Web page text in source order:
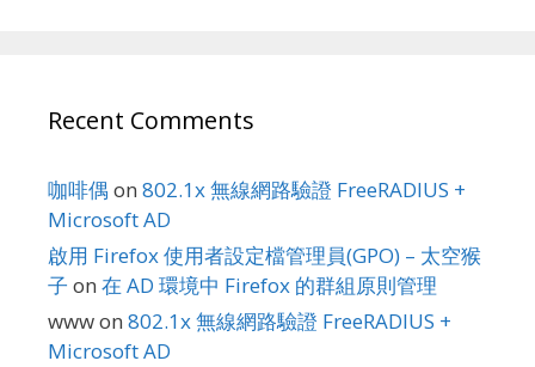
Recent Comments
咖啡偶 on 802.1x 無線網路驗證 FreeRADIUS +
Microsoft AD
啟用 Firefox 使用者設定檔管理員(GPO) – 太空猴
子 on 在 AD 環境中 Firefox 的群組原則管理
wwwon 802.1x 無線網路驗證 FreeRADIUS +
Microsoft AD